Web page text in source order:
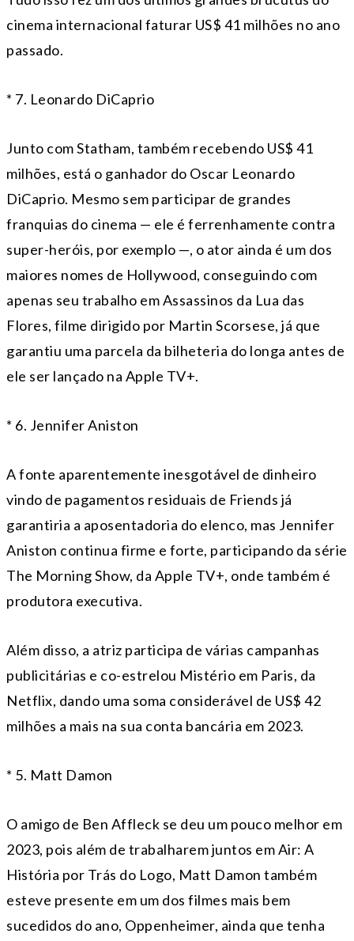
cinema internacional faturar US$ 41 milhões no ano
passado.
* 7. Leonardo DiCaprio
Junto com Statham, também recebendo US$ 41
milhões, está o ganhador do Oscar Leonardo
DiCaprio. Mesmo sem participar de grandes
franquias do cinema — ele é ferrenhamente contra
super-heróis, por exemplo —, o ator ainda é um dos
maiores nomes de Hollywood, conseguindo com
apenas seu trabalho em Assassinos da Lua das
Flores, filme dirigido por Martin Scorsese, já que
garantiu uma parcela da bilheteria do longa antes de
ele ser lançado na Apple TV+.
* 6. Jennifer Aniston
A fonte aparentemente inesgotável de dinheiro
vindo de pagamentos residuais de Friends já
garantiria a aposentadoria do elenco, mas Jennifer
Aniston continua firme e forte, participando da série
The Morning Show, da Apple TV+, onde também é
produtora executiva.
Além disso, a atriz participa de várias campanhas
publicitárias e co-estrelou Mistério em Paris, da
Netflix, dando uma soma considerável de US$ 42
milhões a mais na sua conta bancária em 2023.
* 5. Matt Damon
O amigo de Ben Affleck se deu um pouco melhor em
2023, pois além de trabalharem juntos em Air: A
História por Trás do Logo, Matt Damon também
esteve presente em um dos filmes mais bem
sucedidos do ano, Oppenheimer, ainda que tenha